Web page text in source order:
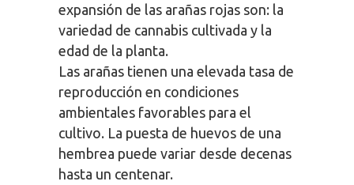
expansión de las arañas rojas son: la
variedad de cannabis cultivada y la
edad de la planta.
Las arañas tienen una elevada tasa de
reproducción en condiciones
ambientales favorables para el
cultivo. La puesta de huevos de una
hembrea puede variar desde decenas
hasta un centenar.